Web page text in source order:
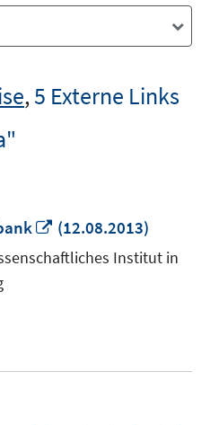
,5 Externe Links
In
neuem
Fenster
(12.08.2013)
Institut in